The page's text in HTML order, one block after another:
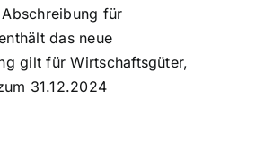
für
das neue
gilt für Wirtschaftsgüter,
31.12.2024